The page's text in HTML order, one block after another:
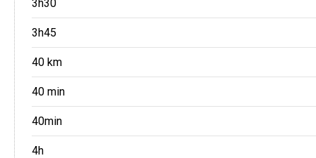
3h30
3h45
40 km
40 min
40min
4h